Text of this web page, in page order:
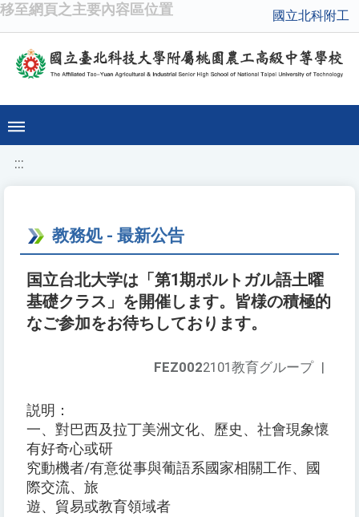
移至網頁之主要內容區位置 國立北科附工
:::
教務処 - 最新公告
国立台北大学は「第1期ポルトガル語土曜
基礎クラス」を開催します。皆様の積極的
なご参加をお待ちしております。
FEZ0022101教育グループ |
説明：
一、對巴西及拉丁美洲文化、歷史、社會現象懷
有好奇心或研
究動機者/有意從事與葡語系國家相關工作、國
際交流、旅
遊、貿易或教育領域者